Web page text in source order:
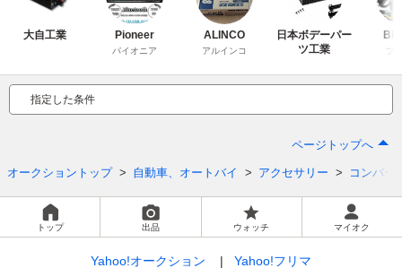
大自工業 Pioneer
パイオニア
ALINCO
アルインコ
日本ボデーパー
ツ工業
ブ
指定した条件
ページトップへ
オークショントップ 自動車、オートバイ アクセサリー コンバー
トップ 出品 ウォッチ マイオク
Yahoo!オークション Yahoo!フリマ